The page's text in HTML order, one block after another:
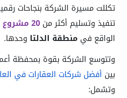
تكللت مسيرة الشركة بنجاحات
تنفيذ وتسليم أكثر من
الواقع فيمنطقة الدلتا وحدها.
وتتوسع الشركة بقوة بمحفظة
بين أفضل شركات العقارات في
وتشمل: